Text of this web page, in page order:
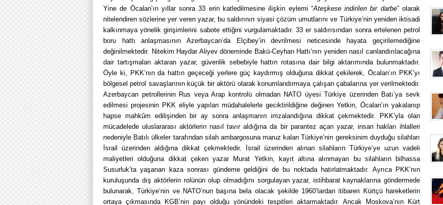
Yine de Öcalan’ın yıllar sonra 33 erin katledilmesine ilişkin eylemi “Ateşkese indirilen bir darbe” olarak
nitelendiren sözlerine yer veren yazar, bu saldırının siyasi çözüm umutlarını ve Türkiye’nin yeniden iktisadi
kalkınmaya yönelik girişimlerini sabote ettiğini vurgulamaktadır. 33 er saldırısından sonra ertelenen petrol
boru hattı anlaşmasının Azerbaycan’da Elçibey’in devrilmesi neticesinde hayata geçirilemediğine
değinilmektedir. Nitekim Haydar Aliyev döneminde Bakü-Ceyhan Hattı’nın yeniden nasıl canlandırılacağına
dair tartışmaları aktaran yazar, güvenlik sebebiyle hattın rotasına dair bilgi aktarımında bulunmaktadır.
Öyle ki, PKK’nın da hattın geçeceği yerlere güç kaydırmış olduğuna dikkat çekilerek, Öcalan’ın PKK’yı
bölgesel petrol savaşlarının küçük bir aktörü olarak konumlandırmaya çalışan çabalarına yer verilmektedir.
Azerbaycan petrollerinin Rus veya Arap kontrolü olmadan NATO üyesi Türkiye üzerinden Batı’ya sevk
edilmesi projesinin PKK eliyle yapılan müdahalelerle geciktirildiğine değinen Yetkin, Öcalan’ın yakalanıp
hapse mahkûm edilişinden bir ay sonra anlaşmanın imzalandığına dikkat çekmektedir. PKK’yla olan
mücadelede uluslararası aktörlerin nasıl tavır aldığına da bir parantez açan yazar, insan hakları ihlalleri
nedeniyle Batılı ülkeler tarafından silah ambargosuna maruz kalan Türkiye’nin gereksinim duyduğu silahları
İsrail üzerinden aldığına dikkat çekmektedir. İsrail üzerinden alınan silahların Türkiye’ye uzun vadeli
maliyetleri olduğuna dikkat çeken yazar Murat Yetkin, kayıt altına alınmayan bu silahların bilhassa
Susurluk’ta yaşanan kaza sonrası gündeme geldiğini de bu noktada hatırlatmaktadır. Ayrıca PKK’nın
kuruluşunda dış aktörlerin rolünün olup olmadığını sorgulayan yazar, istihbarat kaynaklarına göndermede
bulunarak, Türkiye’nin ve NATO’nun başına bela olacak şekilde 1960’lardan itibaren Kürtçü hareketlerin
ortaya çıkmasında KGB’nin payı olduğu yönündeki tespitleri aktarmaktadır. Ancak Moskova’nın Kürt